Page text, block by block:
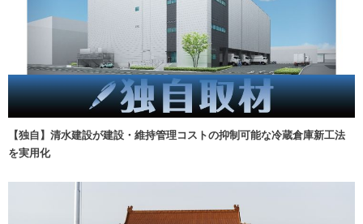
【独自】清水建設が建設・維持管理コストの抑制可能な冷蔵倉庫新工法
を実用化